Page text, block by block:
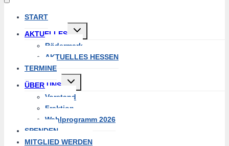
START
AKTUELLES
Untermenü
Rödermark
AKTUELLES HESSEN
TERMINE
ÜBER UNS
Untermenü
Vorstand
Fraktion
Wahlprogramm 2026
SPENDEN
MITGLIED WERDEN